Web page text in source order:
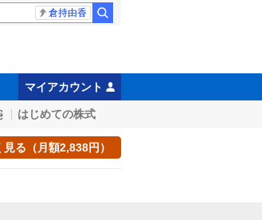
倉持由香
マイアカウント
はじめての株式
る（月額2,838円）